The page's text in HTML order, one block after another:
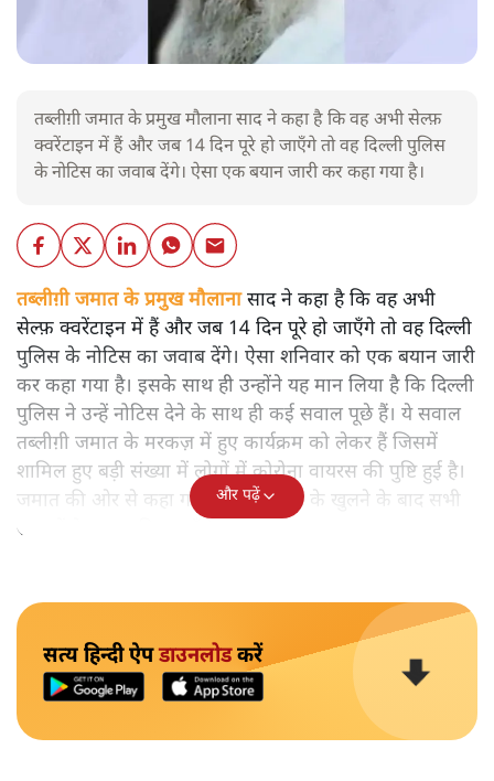
तब्लीग़ी जमात के प्रमुख मौलाना साद ने कहा है कि वह अभी सेल्फ़
क्वरेंटाइन में हैं और जब 14 दिन पूरे हो जाएँगे तो वह दिल्ली पुलिस
के नोटिस का जवाब देंगे। ऐसा एक बयान जारी कर कहा गया है।
तब्लीग़ी जमात के प्रमुख मौलानासाद ने कहा है कि वह अभी
सेल्फ़ क्वरेंटाइन में हैं और जब 14 दिन पूरे हो जाएँगे तो वह दिल्ली
पुलिस के नोटिस का जवाब देंगे। ऐसा शनिवार को एक बयान जारी
कर कहा गया है। इसके साथ ही उन्होंने यह मान लिया है कि दिल्ली
पुलिस ने उन्हें नोटिस देने के साथ ही कई सवाल पूछे हैं। ये सवाल
तब्लीग़ी जमात के मरकज़ में हुए कार्यक्रम को लेकर हैं जिसमें
शामिल हुए बड़ी संख्या में लोगों में कोरोना वायरस की पुष्टि हुई है।
जमात की ओर से कहा गया है कि मरकज़ के खुलने के बाद सभी
सवालों के जवाब दिए जाएँगे।
और पढ़ें
सत्य हिन्दी ऐपडाउनलोडकरें